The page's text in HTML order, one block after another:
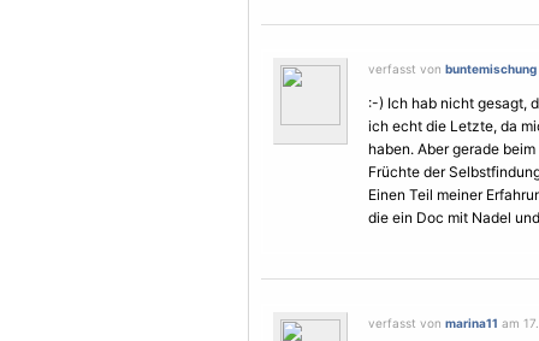
verfasst von buntemischung
:-) Ich hab nicht gesagt,
ich echt die Letzte, da
haben. Aber gerade
Früchte der
Einen Teil meiner
die ein Doc mit Nadel
verfasst von marina11 am